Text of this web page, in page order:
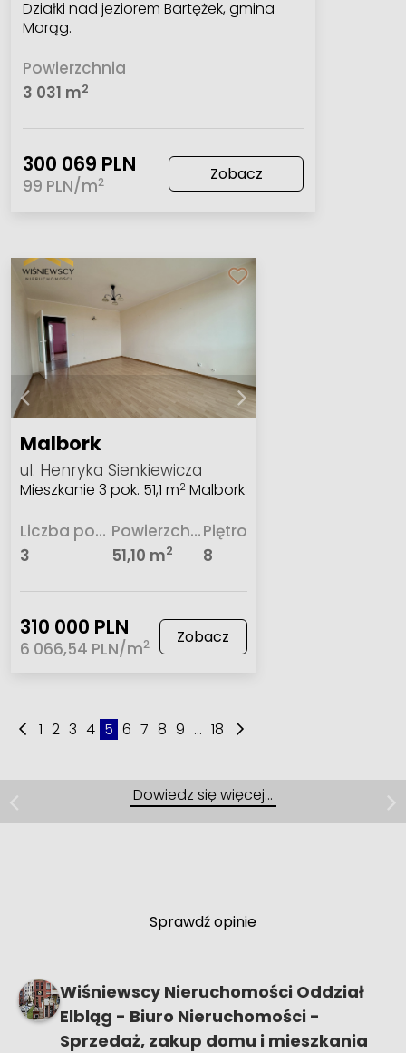
Działki nad jeziorem Bartężek, gmina
Morąg.
Powierzchnia
3 031 m2
300 069 PLN
99 PLN/m2 Zobacz
Malbork
ul. Henryka Sienkiewicza
Mieszkanie 3 pok. 51,1 m2 Malbork
Liczba pokoi
3
Powierzchnia
51,10 m2
Piętro
8
310 000 PLN
6 066,54 PLN/m2 Zobacz
1 2 3 4 5 6 7 8 9 ... 18
Dowiedz się więcej… Mingajny
Siedlisko, położone na wzgórzu,
Sprawdź opinie
Wiśniewscy Nieruchomości Oddział
Elbląg - Biuro Nieruchomości -
Sprzedaż, zakup domu i mieszkania